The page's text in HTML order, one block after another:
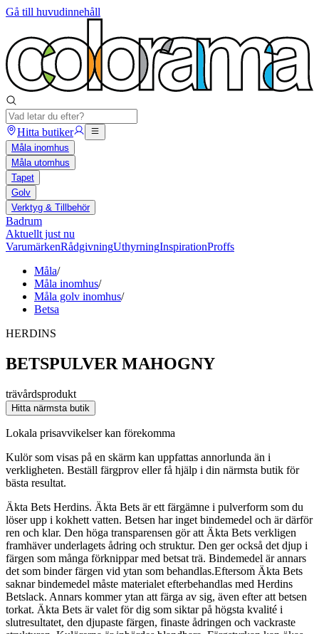
Gå till huvudinnehåll
Hitta butiker
Måla inomhus
Måla utomhus
Tapet
Golv
Verktyg & Tillbehör
Badrum
Aktuellt just nu
VarumärkenRådgivningUthyrningInspirationProffs
Måla/
Måla inomhus/
Måla golv inomhus/
Betsa
HERDINS
BETSPULVER MAHOGNY
trävårdsprodukt
Hitta närmsta butik
Lokala prisavvikelser kan förekomma
Kulör som visas på en skärm kan uppfattas annorlunda än i
verkligheten. Beställ färgprov eller få hjälp i din närmsta butik för
bästa resultat.
Äkta Bets Herdins. Äkta Bets är ett färgämne i pulverform som du
löser upp i kokhett vatten. Betsen har inget bindemedel och är därför
ren och klar. Den höga transparensen gör att Äkta Bets verkligen
framhäver underlagets ådring och struktur. Den ger också det djup i
färgen som många förknippar med betsat trä. Bindemedel är annars
det som binder färgen vid ytan som behandlas.Eftersom Äkta Bets
saknar bindemedel måste materialet efterbehandlas med Herdins
Betslack. Annars kommer ytan att färga av sig, även efter att betsen
torkat. Äkta Bets är valet för dig som siktar på högsta kvalité i
slutresultatet, den djupaste färgen, finaste ådringen och vackraste